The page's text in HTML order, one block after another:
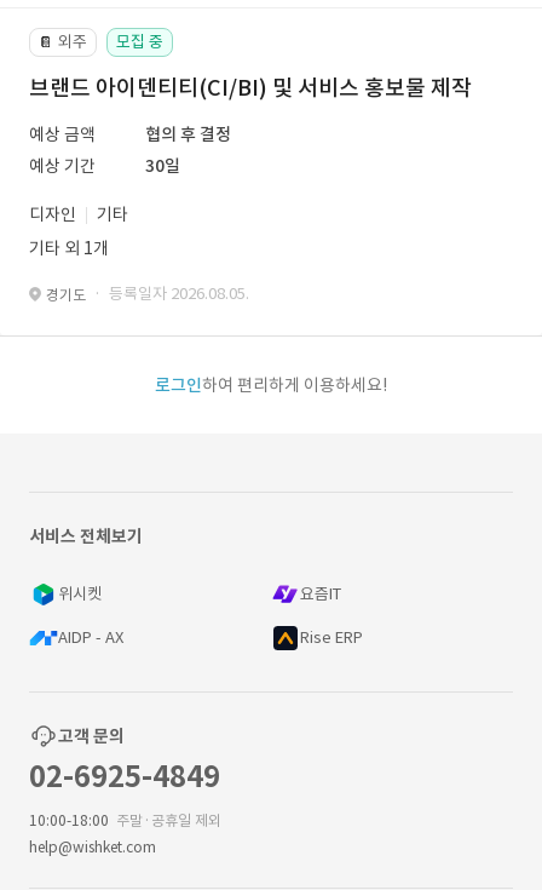
📔 외주 모집 중
브랜드 아이덴티티(CI/BI) 및 서비스 홍보물 제작
예상 금액
협의 후 결정
예상 기간
30일
디자인
기타
기타 외 1개
경기도 · 등록일자 2026.08.05.
로그인하여 편리하게 이용하세요!
서비스 전체보기
위시켓 요즘IT
AIDP - AX Rise ERP
고객 문의
02-6925-4849
10:00-18:00 주말·공휴일 제외
help@wishket.com